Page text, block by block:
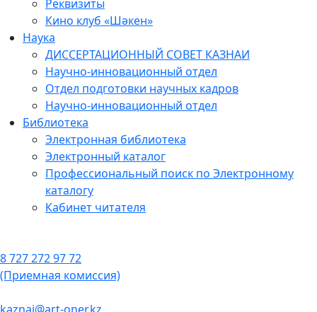
Реквизиты
Кино клуб «Шәкен»
Наука
ДИССЕРТАЦИОННЫЙ СОВЕТ КАЗНАИ
Научно-инновационный отдел
Отдел подготовки научных кадров
Научно-инновационный отдел
Библиотека
Электронная библиотека
Электронный каталог
Профессиональный поиск по Электронному
каталогу
Кабинет читателя
8 727 272 97 72
(Приемная комиссия)
kaznai@art-oner.kz